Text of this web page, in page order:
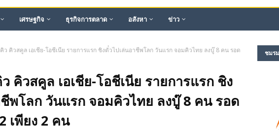
เศรษฐกิจ ธุรกิจการตลาด อสังหา ข่าว
ว คิวสคูล เอเชีย-โอชีเนีย รายการแรก ชิงตั๋วไปเล่นอาชีพโลก วันแรก จอมคิวไทย ลงบู๊ 8 คน รอด
คิวสคูล เอเชีย-โอชีเนีย รายการแรก ชิง
พโลก วันแรก จอมคิวไทย ลงบู๊ 8 คน รอด
เพียง 2 คน
ชมร